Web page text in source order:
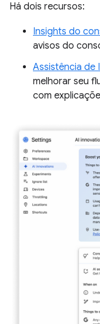
Há dois recursos:
Insights do
avisos do
Assistência de
melhorar seu
com